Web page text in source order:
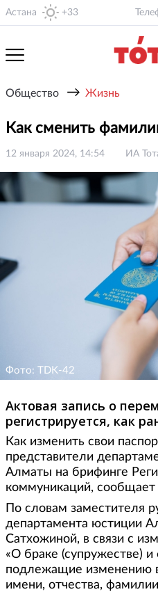
Астана +33
Общество → Жизнь
Как сменить
12 января 2024, 14:54 ИА
Фото: TDK-42
Актовая запись о
регистрируется, как
Как изменить свои
представители
Алматы на брифинге
коммуникаций, сообщает
По словам заместителя
департамента юстиции
Сатхожиной, в связи с
«О браке (супружестве) и
подлежащие изменению
имени, отчества,